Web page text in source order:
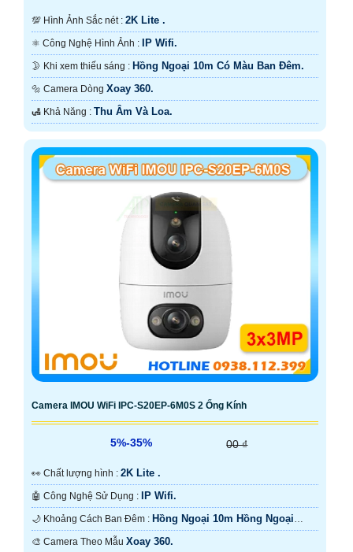
💯 Hình Ảnh Sắc nét : 2K Lite .
⚛️ Công Nghệ Hình Ảnh : IP Wifi.
🌛 Khi xem thiếu sáng : Hồng Ngoại 10m Có Màu Ban Ðêm.
🔩 Camera Dòng Xoay 360.
️🛃 Khả Năng : Thu Âm Và Loa.
Camera IMOU WiFi IPC-S20EP-6M0S 2 Ống Kính
5%-35% 00 ₫
️👀 Chất lượng hình : 2K Lite .
🤖️ Công Nghệ Sử Dụng : IP Wifi.
🌙 Khoảng Cách Ban Đêm : Hồng Ngoại 10m Hồng Ngoại
Smart IR.
🎨 Camera Theo Mẫu Xoay 360.